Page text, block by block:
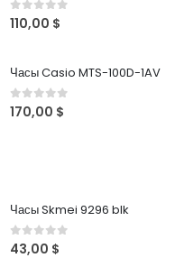
0out of 5
110,00 $
Часы Casio MTS-100D-1AV
0out of 5
170,00 $
Часы Skmei 9296 blk
0 out of 5
43,00 $